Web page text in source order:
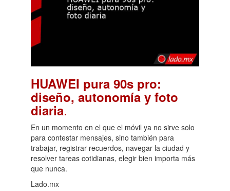
HUAWEI pura 90s pro:
diseño, autonomía y foto
diaria.
En un momento en el que el móvil ya no sirve solo
para contestar mensajes, sino también para
trabajar, registrar recuerdos, navegar la ciudad y
resolver tareas cotidianas, elegir bien importa más
que nunca.
Lado.mx